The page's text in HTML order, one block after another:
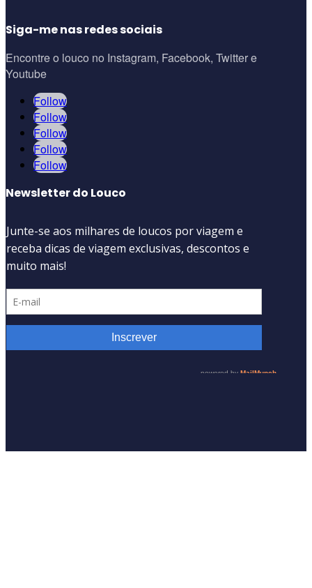
Siga-me nas redes sociais
Encontre o louco no Instagram, Facebook, Twitter e
Youtube
Follow
Follow
Follow
Follow
Follow
Newsletter do Louco